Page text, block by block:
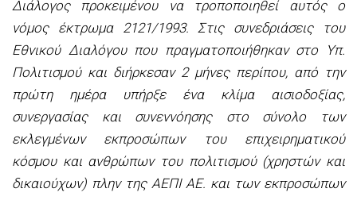
Διάλογος προκειμένου να τροποποιηθεί αυτός ο
νόμος έκτρωμα 2121/1993. Στις συνεδριάσεις του
Εθνικού Διαλόγου που πραγματοποιήθηκαν στο Υπ.
Πολιτισμού και διήρκεσαν 2 μήνες περίπου, από την
πρώτη ημέρα υπήρξε ένα κλίμα αισιοδοξίας,
συνεργασίας και συνεννόησης στο σύνολο των
εκλεγμένων εκπροσώπων του επιχειρηματικού
κόσμου και ανθρώπων του πολιτισμού (χρηστών και
δικαιούχων) πλην της ΑΕΠΙ ΑΕ. και των εκπροσώπων